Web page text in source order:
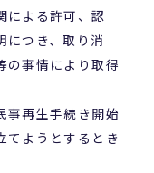
による許可、認
につき、取り消
の事情により取得
事再生手続き開始
てようとするとき